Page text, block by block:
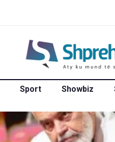
Sport Showbiz